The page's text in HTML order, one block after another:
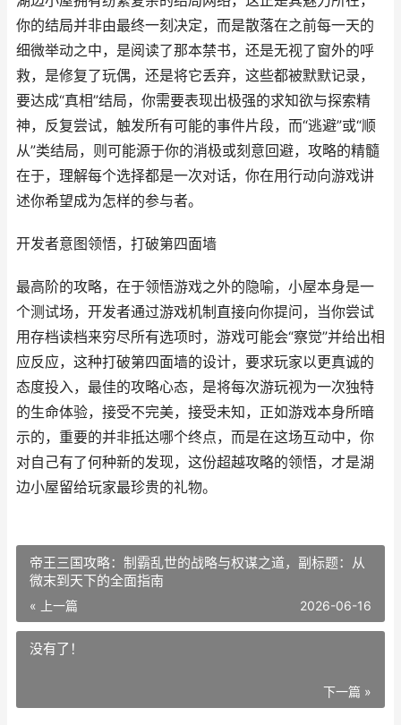
你的结局并非由最终一刻决定，而是散落在之前每一天的
细微举动之中，是阅读了那本禁书，还是无视了窗外的呼
救，是修复了玩偶，还是将它丢弃，这些都被默默记录，
要达成“真相”结局，你需要表现出极强的求知欲与探索精
神，反复尝试，触发所有可能的事件片段，而“逃避”或“顺
从”类结局，则可能源于你的消极或刻意回避，攻略的精髓
在于，理解每个选择都是一次对话，你在用行动向游戏讲
述你希望成为怎样的参与者。
开发者意图领悟，打破第四面墙
最高阶的攻略，在于领悟游戏之外的隐喻，小屋本身是一
个测试场，开发者通过游戏机制直接向你提问，当你尝试
用存档读档来穷尽所有选项时，游戏可能会“察觉”并给出相
应反应，这种打破第四面墙的设计，要求玩家以更真诚的
态度投入，最佳的攻略心态，是将每次游玩视为一次独特
的生命体验，接受不完美，接受未知，正如游戏本身所暗
示的，重要的并非抵达哪个终点，而是在这场互动中，你
对自己有了何种新的发现，这份超越攻略的领悟，才是湖
边小屋留给玩家最珍贵的礼物。
帝王三国攻略：制霸乱世的战略与权谋之道，副标题：从
微末到天下的全面指南
« 上一篇 2026-06-16
没有了！
下一篇 »